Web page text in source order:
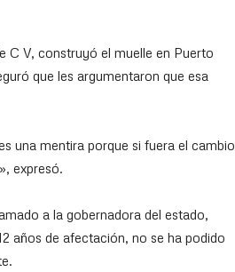
C V, construyó el muelle en Puerto
que les argumentaron que esa
una mentira porque si fuera el cambio
expresó.
a la gobernadora del estado,
años de afectación, no se ha podido